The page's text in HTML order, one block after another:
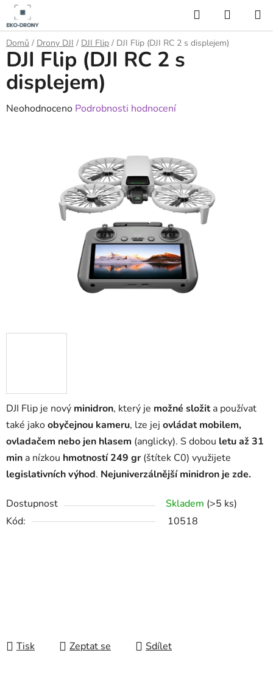
Přejít
obsah
Hledat
KOŠÍK
Domů / Drony DJI / DJI Flip / DJI Flip (DJI RC 2 s displejem)
DJI Flip je nový minidron, který je možné složita používat
také jakoobyčejnou kameru, lze jej ovládat mobilem,
ovladačem nebo jen hlasem (anglicky). S dobou letu až 31
min a nízkou hmotností 249 gr (štítek C0) využijete
legislativních výhod. Nejuniverzálnější minidron je zde.
Dostupnost Skladem (>5 ks)
Kód:
10518
Tisk Zeptat se Sdílet
DJI Flip (DJI RC 2 s
displejem)
Průměrné
Neohodnoceno Podrobnosti hodnocení